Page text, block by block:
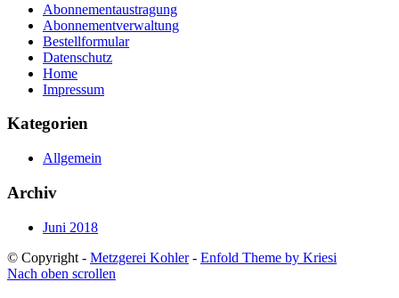
Abonnementaustragung
Abonnementverwaltung
Bestellformular
Datenschutz
Home
Impressum
Kategorien
Allgemein
Archiv
Juni 2018
© Copyright - Metzgerei Kohler- Enfold Theme by Kriesi
Nach oben scrollen